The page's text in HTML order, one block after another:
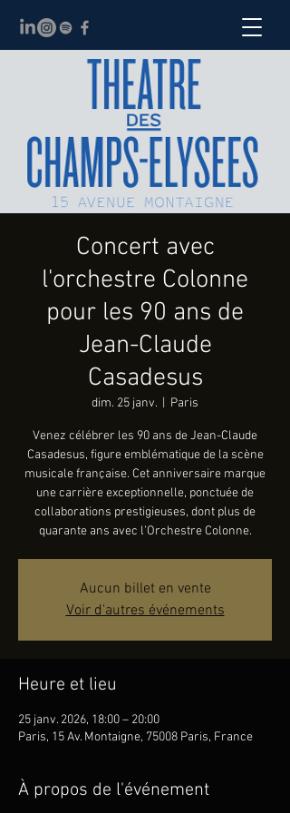
Concert avec
l'orchestre Colonne
pour les 90 ans de
Jean-Claude
Casadesus
dim. 25 janv. Paris
Venez célébrer les 90 ans de Jean-Claude
Casadesus, figure emblématique de la scène
musicale française. Cet anniversaire marque
une carrière exceptionnelle, ponctuée de
collaborations prestigieuses, dont plus de
quarante ans avec l’Orchestre Colonne.
Aucun billet en vente
Voir d'autres événements
Heure et lieu
25 janv. 2026, 18:00 – 20:00
Paris, 15 Av. Montaigne, 75008 Paris, France
À propos de l'événement